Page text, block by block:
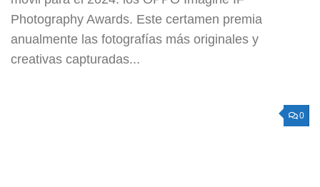
Photography Awards. Este certamen premia
anualmente las fotografías más originales y
creativas capturadas...
0